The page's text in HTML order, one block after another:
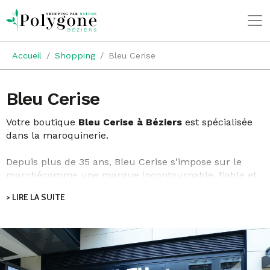
Accueil Shopping Bleu Cerise
Bleu Cerise
Votre boutique Bleu Cerise à Béziers est spécialisée
dans la maroquinerie.
Depuis plus de 35 ans, Bleu Cerise s'impose sur le
marchécomme une marque incontournable, fiable et
attractifs.
le sac à dos ou le sac de voyage, toute la bagagerie est
accessible dans des styles divers et variés. Que le
modèle soit souple ou rigide, la robustesse est
> LIRE LA SUITE